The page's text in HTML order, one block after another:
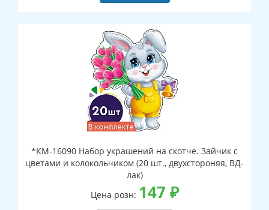
*КМ-16090 Набор украшений на скотче. Зайчик с
цветами и колокольчиком (20 шт., двухстороняя, ВД-
лак)
Цена розн: 147 ₽